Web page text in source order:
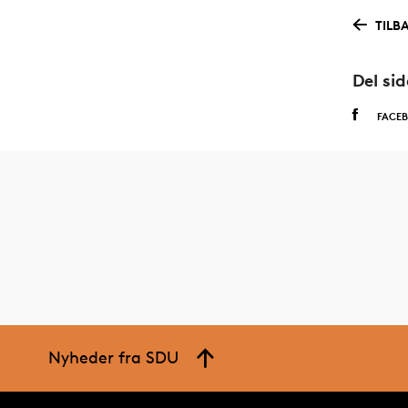
Del
Nyheder fra SDU